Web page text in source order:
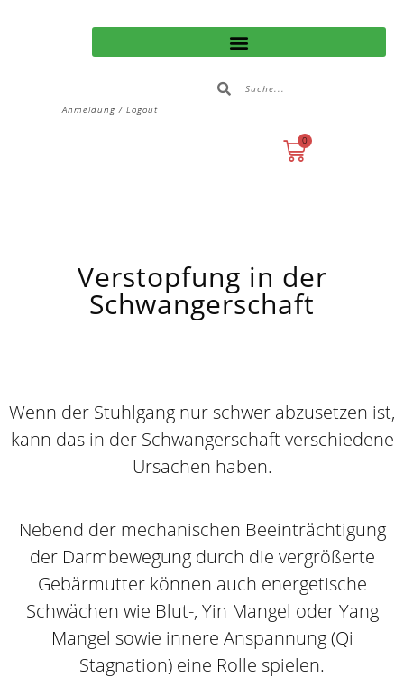
Anmeldung / Logout
0
Verstopfung in der
Schwangerschaft
Wenn der Stuhlgang nur schwer abzusetzen ist,
kann das in der Schwangerschaft verschiedene
Ursachen haben.
Nebend der mechanischen Beeinträchtigung
der Darmbewegung durch die vergrößerte
Gebärmutter können auch energetische
Schwächen wie Blut-, Yin Mangel oder Yang
Mangel sowie innere Anspannung (Qi
Stagnation) eine Rolle spielen.